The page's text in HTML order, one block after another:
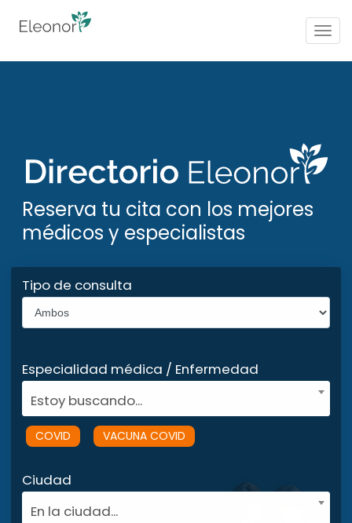
Reserva tu cita con los mejores
médicos y especialistas
Tipo de consulta
Especialidad médica / Enfermedad
Estoy buscando...
COVID VACUNA COVID
Ciudad
En la ciudad...